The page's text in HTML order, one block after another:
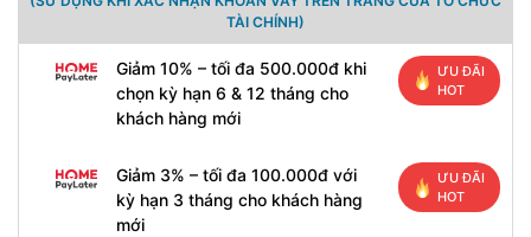
TÀI CHÍNH)
Giảm 10% – tối đa 500.000đ khi
chọn kỳ hạn 6 & 12 tháng cho
khách hàng mới
ƯU ĐÃI
HOT
Giảm 3% – tối đa 100.000đ với
kỳ hạn 3 tháng cho khách hàng
mới
ƯU ĐÃI
HOT